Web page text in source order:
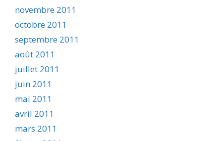
novembre 2011
octobre 2011
septembre 2011
août 2011
juillet 2011
juin 2011
mai 2011
avril 2011
mars 2011